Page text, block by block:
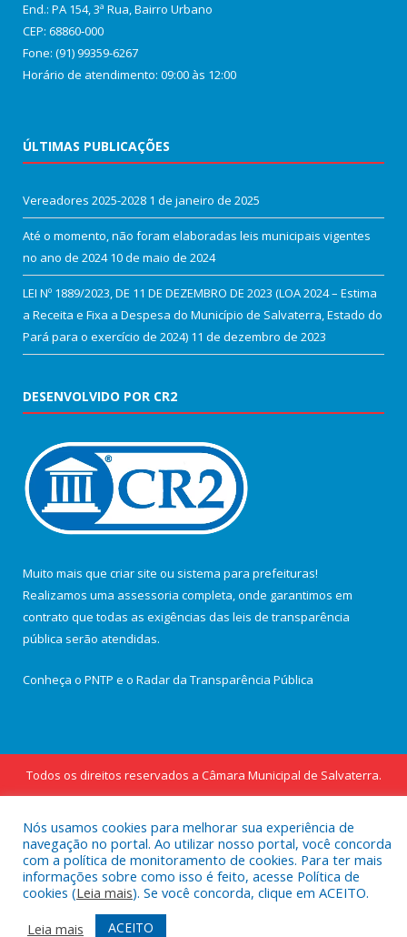
End.: PA 154, 3ª Rua, Bairro Urbano
CEP: 68860‑000
Fone: (91) 99359-6267
Horário de atendimento: 09:00 às 12:00
ÚLTIMAS PUBLICAÇÕES
Vereadores 2025-2028 1 de janeiro de 2025
Até o momento, não foram elaboradas leis municipais vigentes
no ano de 2024 10 de maio de 2024
LEI Nº 1889/2023, DE 11 DE DEZEMBRO DE 2023 (LOA 2024 – Estima
a Receita e Fixa a Despesa do Município de Salvaterra, Estado do
Pará para o exercício de 2024) 11 de dezembro de 2023
DESENVOLVIDO POR CR2
Muito mais que criar site ou sistema para prefeituras!
Realizamos uma assessoria completa, onde garantimos em
contrato que todas as exigências das leis de transparência
pública serão atendidas.
Conheça o PNTP e o Radar da Transparência Pública
Todos os direitos reservados a Câmara Municipal de Salvaterra.
Acessar Webmail
Nós usamos cookies para melhorar sua experiência de
navegação no portal. Ao utilizar nosso portal, você concorda
com a política de monitoramento de cookies. Para ter mais
informações sobre como isso é feito, acesse Política de
cookies (Leia mais). Se você concorda, clique em ACEITO.
Leia mais
ACEITO